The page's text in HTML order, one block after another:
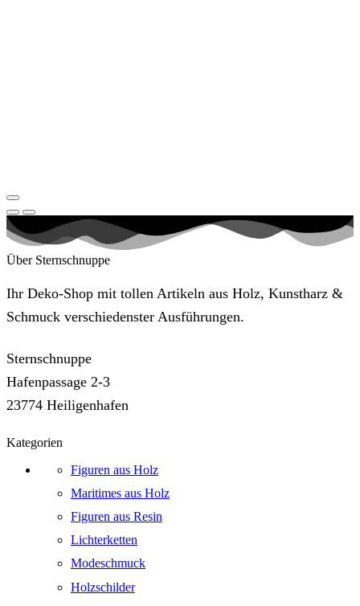
Über Sternschnuppe
Ihr Deko-Shop mit tollen Artikeln aus Holz, Kunstharz &
Schmuck verschiedenster Ausführungen.
Sternschnuppe
Hafenpassage 2-3
23774 Heiligenhafen
Kategorien
Figuren aus Holz
Maritimes aus Holz
Figuren aus Resin
Lichterketten
Modeschmuck
Holzschilder